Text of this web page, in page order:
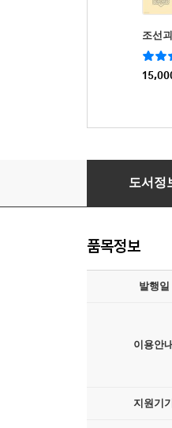
조선
긴키 지방의
도서정
품목정보
발행일
이용안
지원기